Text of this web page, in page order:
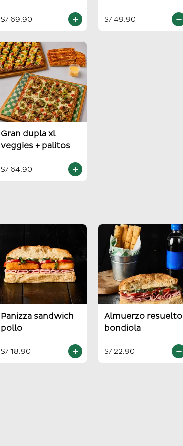
S/ 69.90 S/ 49.90
Gran dupla xl
veggies + palitos
S/ 64.90
Panizza sandwich
pollo
S/ 18.90
Almuerzo resuelto
bondiola
S/ 22.90